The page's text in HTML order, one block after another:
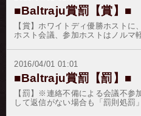
たり、自慢して回ったりした場合
る行為として、罰の適用と致しま
ト諸氏にはご心配とご迷惑をお
ません。
格致します。 お客様各位には、
申し上げます。
■Baltraju賞罰【賞】■
【賞】ホワイトディ優勝ホストに
ホスト会議、参加ホストはノルマ
2016/04/01 01:01
■Baltraju賞罰【罰】■
【罰】※連絡不備による会議不参
して返信がない場合も「罰則処罰